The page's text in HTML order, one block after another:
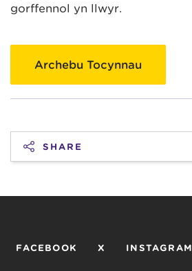
gorffennol yn llwyr.
Archebu Tocynnau
SHARE
FACEBOOK X INSTAGRAM